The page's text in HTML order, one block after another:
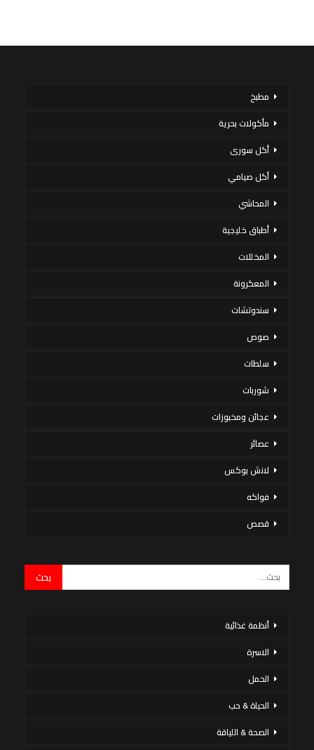
مطبخ
مأكولات بحرية
أكل سورى
أكل صيامي
المحاشي
أطباق خليجية
المخللات
المعكرونة
سندوتشات
صوص
سلطات
شوربات
عجائن ومخبوزات
عصائر
لانش بوكس
فواكه
قصص
أنظمة غذائية
الاسرة
الحمل
الحياة & حب
الصحة & اللياقة